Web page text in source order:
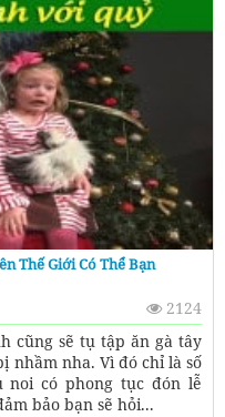
Thế Giới Có Thể Bạn
2124
cũng sẽ tụ tập ăn gà tây
nhầm nha. Vì đó chỉ là số
noi có phong tục đón lễ
bảo bạn sẽ hỏi...